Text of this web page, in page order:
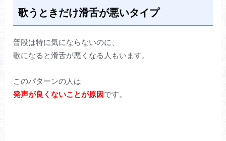
歌うときだけ滑舌が悪いタイプ
普段は特に気にならないのに、
歌になると滑舌が悪くなる人もいます。
このパターンの人は
発声が良くないことが原因です。